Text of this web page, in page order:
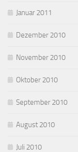
Januar 2011
Dezember 2010
November 2010
Oktober 2010
September 2010
August 2010
Juli 2010